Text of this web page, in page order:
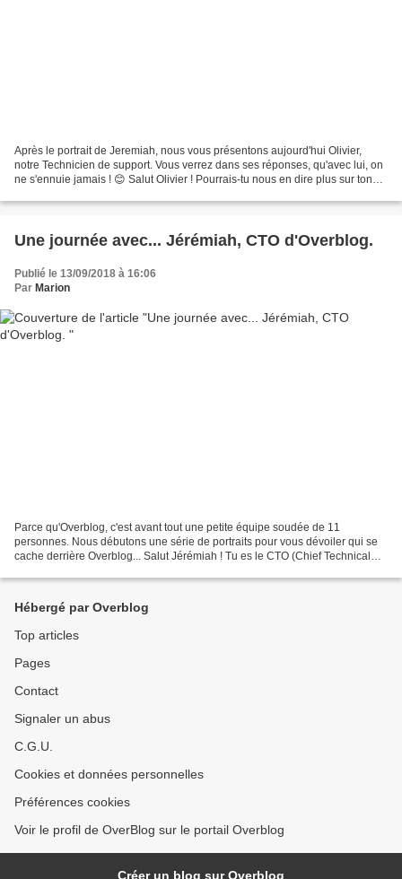
Après le portrait de Jeremiah, nous vous présentons aujourd'hui Olivier,
notre Technicien de support. Vous verrez dans ses réponses, qu'avec lui, on
ne s'ennuie jamais ! 😊 Salut Olivier ! Pourrais-tu nous en dire plus sur ton
Une journée avec... Jérémiah, CTO d'Overblog.
Publié le 13/09/2018 à 16:06
Par Marion
Parce qu'Overblog, c'est avant tout une petite équipe soudée de 11
personnes. Nous débutons une série de portraits pour vous dévoiler qui se
cache derrière Overblog... Salut Jérémiah ! Tu es le CTO (Chief Technical
Hébergé par Overblog
Top articles
Pages
Contact
Signaler un abus
C.G.U.
Cookies et données personnelles
Préférences cookies
Voir le profil de OverBlog sur le portail Overblog
Créer un blog sur Overblog